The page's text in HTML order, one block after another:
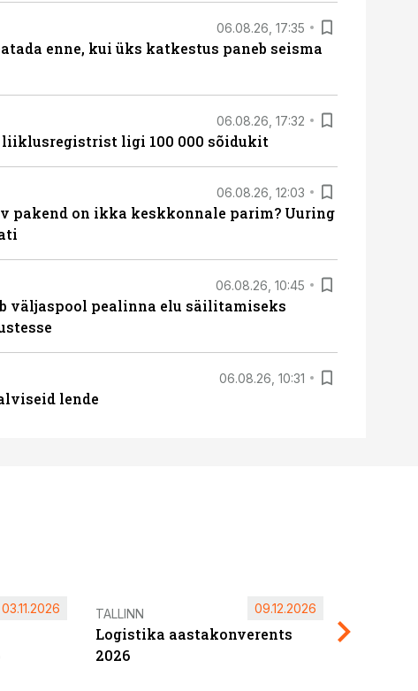
06.08.26, 17:35
enne, kui üks katkestus paneb seisma
06.08.26, 17:32
liiklusregistrist ligi 100 000 sõidukit
06.08.26, 12:03
pakend on ikka keskkonnale parim? Uuring
06.08.26, 10:45
väljaspool pealinna elu säilitamiseks
06.08.26, 10:31
lende
03.11.2026 TALLINN
Logistika aastakonverents
2026
09.12.2026